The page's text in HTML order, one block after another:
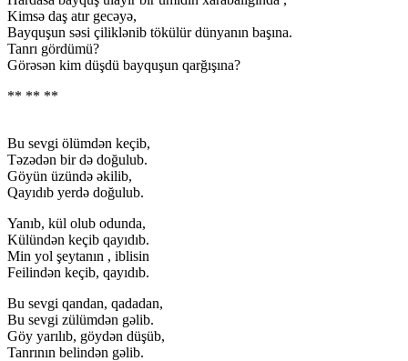
Kimsə daş atır gecəyə,
Bayquşun səsi çiliklənib tökülür dünyanın başına.
Tanrı gördümü?
Görəsən kim düşdü bayquşun qarğışına?
** ** **
Bu sevgi ölümdən keçib,
Təzədən bir də doğulub.
Göyün üzündə əkilib,
Qayıdıb yerdə doğulub.
Yanıb, kül olub odunda,
Külündən keçib qayıdıb.
Min yol şeytanın , iblisin
Feilindən keçib, qayıdıb.
Bu sevgi qandan, qadadan,
Bu sevgi zülümdən gəlib.
Göy yarılıb, göydən düşüb,
Tanrının belindən gəlib.